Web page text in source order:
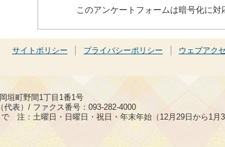
このアンケートフォームは暗号化に
サイトポリシー プライバシーポリシー ウェブアク
垣町野間1丁目1番1号
代表）/ ファクス番号：093-282-4000
注：土曜日・日曜日・祝日・年末年始（12月29日から1月3